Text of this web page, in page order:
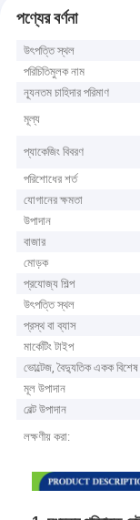
পণ্যের বর্ণনা
উৎপত্তি স্থল
পরিচিতিমুলক নাম
ন্যূনতম চাহিদার পরিমাণ
মূল্য
প্যাকেজিং বিবরণ
পরিশোধের শর্ত
যোগানের ক্ষমতা
উপাদান
বাজার
মোড়ক
প্রযোজ্য শিল্প
উৎপত্তি স্থল
প্রস্থ বা ব্যাস
মার্কেটিং টাইপ
ভোল্টেজ, বৈদ্যুতিক একক বিশেষ
মূল উপাদান
বেল্ট উপাদান
লক্ষণীয় করা: